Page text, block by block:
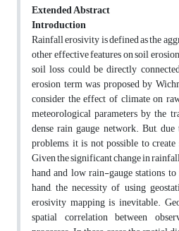
Extended Abstract
Introduction
Rainfall erosivity is defined as the
other effective features on soil
soil loss could be directly
erosion term was proposed by
consider the effect of climate on
meteorological parameters by the
dense rain gauge network. But,
problems, it is not possible to
Given the significant change in
hand and low rain-gauge stations
hand, the necessity of using
erosivity mapping is inevitable.
spatial correlation between